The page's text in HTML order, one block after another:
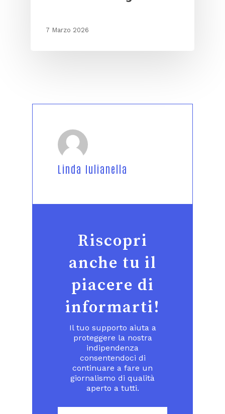
7 Marzo 2026
Linda Iulianella
Riscopri
anche tu il
piacere di
informarti!
Il tuo supporto aiuta a
proteggere la nostra
indipendenza
consentendoci di
continuare a fare un
giornalismo di qualità
aperto a tutti.